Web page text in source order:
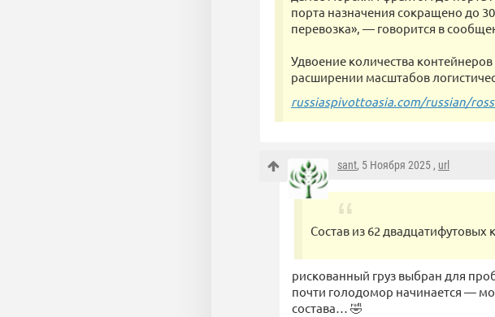
порта назначения сокращено до
перевозка», — говорится в
Удвоение количества контейнеров
расширении масштабов
russiaspivottoasia.com/russian/
sant, 5 Ноября 2025 , url
Состав из 62 двадцатифутовых
рискованный груз выбран для
почти голодомор начинается —
состава… 🤣